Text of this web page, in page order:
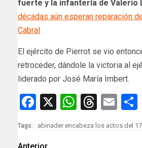
fuerte y la infantería de Valerio
décadas aún esperan reparación
Cabral
El ejército de Pierrot se vio
retroceder, dándole la victoria al
liderado por José María Imbert.
Facebook
X WhatsApp
Tags: abinader encabeza los actos del